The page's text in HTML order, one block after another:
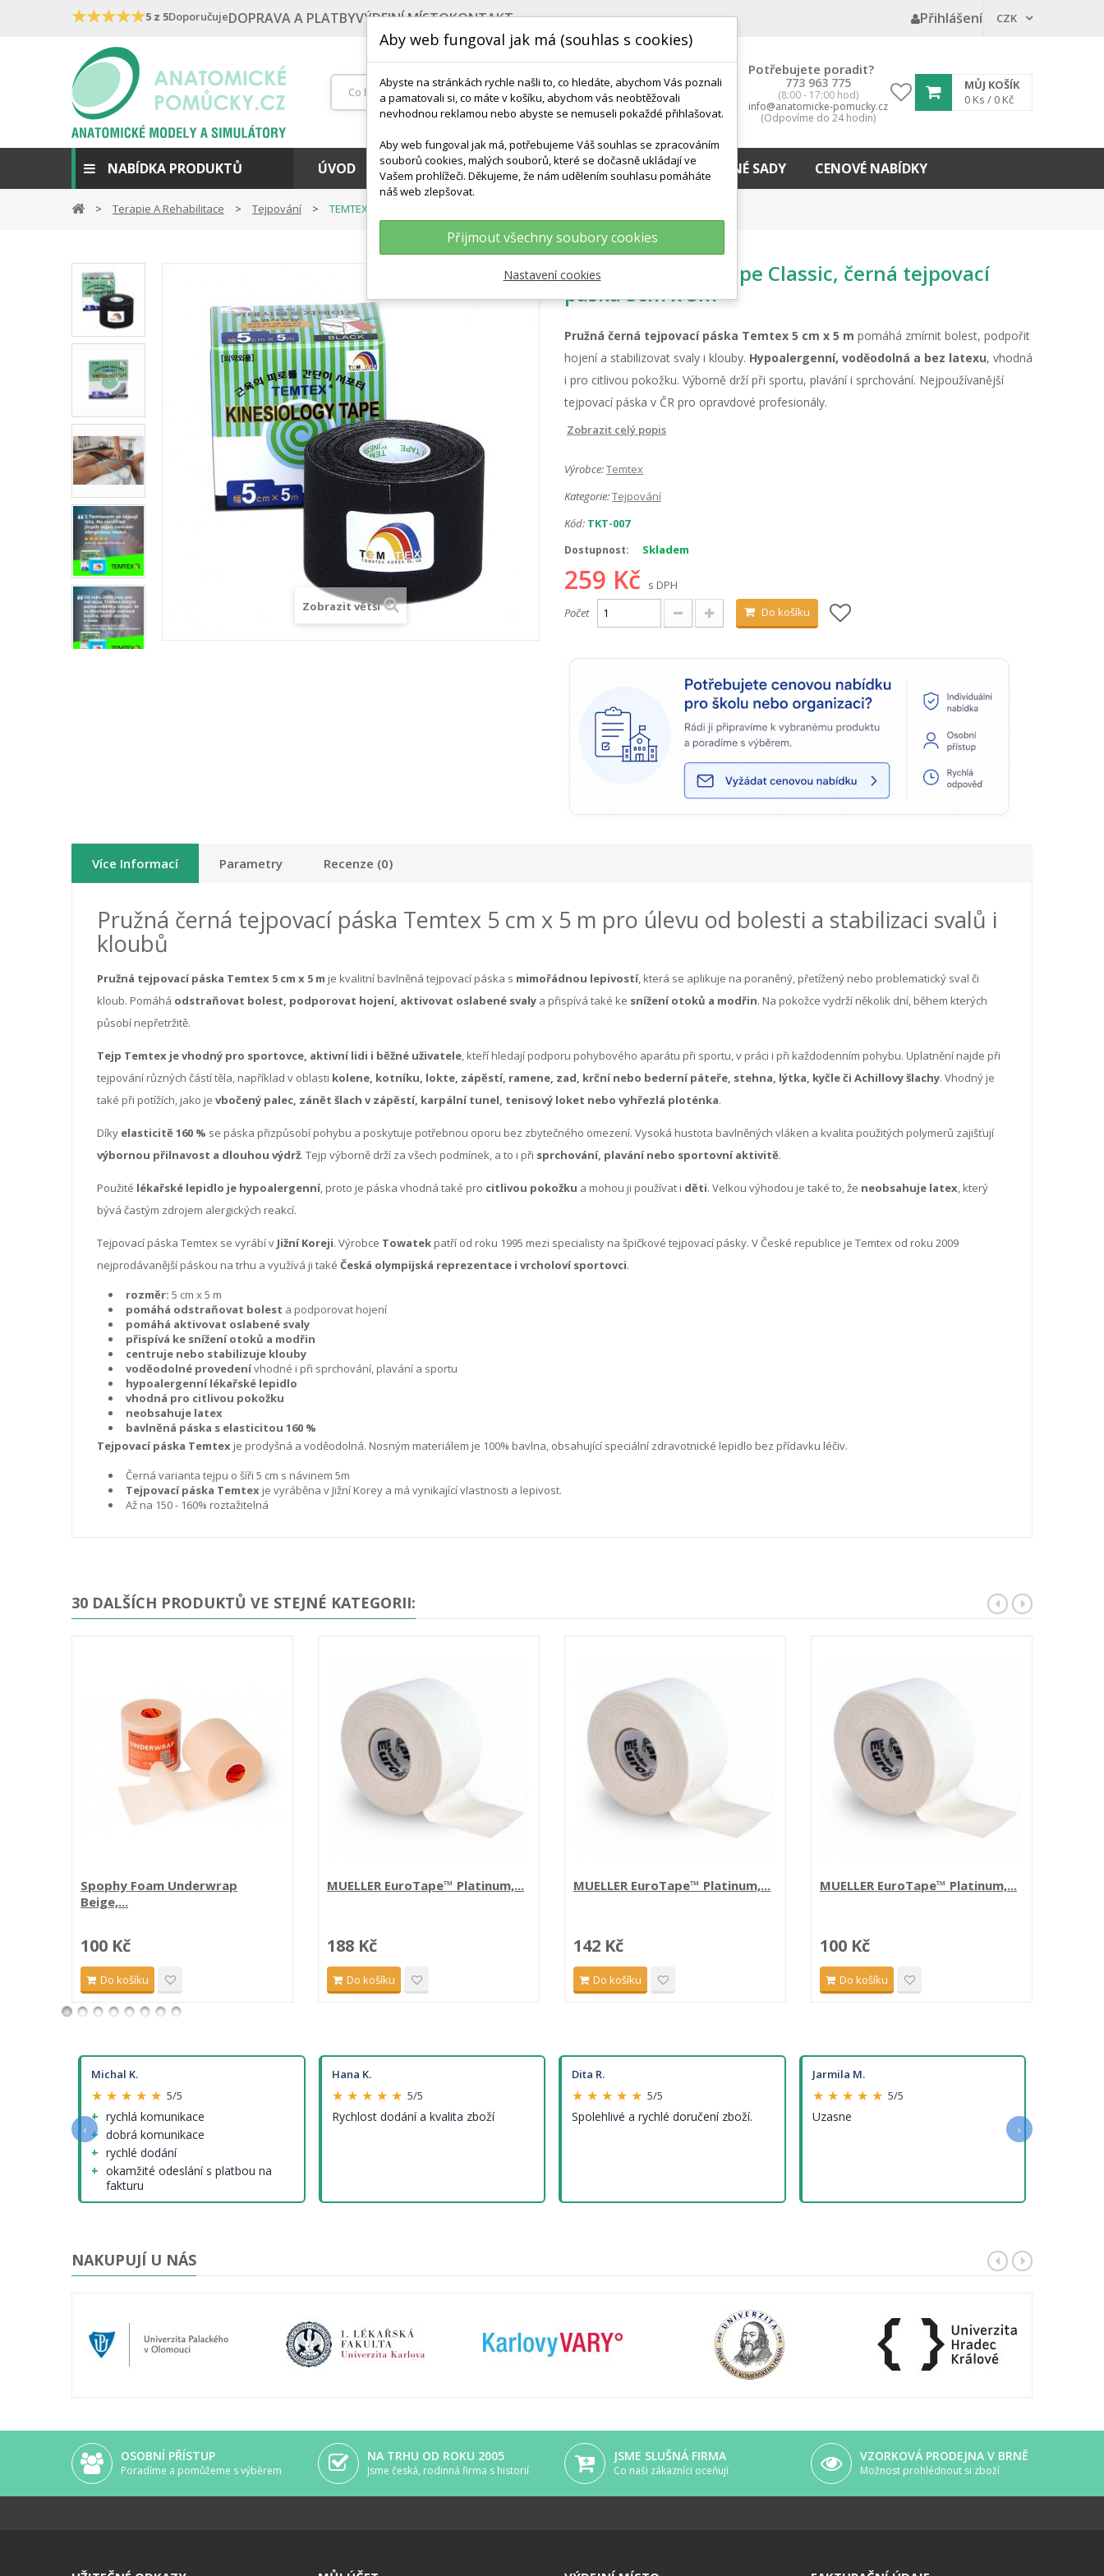
★★★★★5 z 5DoporučujeDOPRAVA A PLATBYVÝDEJNÍ MÍSTOKONTAKT Přihlášení CZK
Potřebujete poradit?
773 963 775
(8:00 - 17:00 hod)
info@anatomicke-pomucky.cz
(Odpovíme do 24 hodin)
My
wishlist
MŮJ KOŠÍK
0 Ks / 0 Kč
NABÍDKA PRODUKTŮ ÚVOD NEJPRODÁVANĚJŠÍ VÝCHOVA KE ZDRAVÍ VÝHODNÉ SADY CENOVÉ NABÍDKY
Terapie A Rehabilitace Tejpování TEMTEX Kinesio Tape Classic, Černá Tejpovací Páska 5cm X 5m
Zobrazit větší
TEMTEX kinesio tape Classic, černá tejpovací
páska 5cm x 5m
Pružná černá tejpovací páska Temtex 5 cm x 5 m pomáhá zmírnit bolest, podpořit
hojení a stabilizovat svaly i klouby. Hypoalergenní, voděodolná a bez latexu, vhodná
i pro citlivou pokožku. Výborně drží při sportu, plavání i sprchování. Nejpoužívanější
tejpovací páska v ČR pro opravdové profesionály.
Zobrazit celý popis
Výrobce:Temtex
Kategorie:Tejpování
Kód: TKT-007
Dostupnost: Skladem
259 Kč
s DPH
Počet
Do košíku
Více Informací Parametry Recenze (0)
Pružná černá tejpovací páska Temtex 5 cm x 5 m pro úlevu od bolesti a stabilizaci svalů i
kloubů
Pružná tejpovací páska Temtex 5 cm x 5 m je kvalitní bavlněná tejpovací páska s mimořádnou lepivostí, která se aplikuje na poraněný, přetížený nebo problematický sval či
kloub. Pomáhá odstraňovat bolest, podporovat hojení, aktivovat oslabené svaly a přispívá také ke snížení otoků a modřin. Na pokožce vydrží několik dní, během kterých
působí nepřetržitě.
Tejp Temtex je vhodný pro sportovce, aktivní lidi i běžné uživatele , kteří hledají podporu pohybového aparátu při sportu, v práci i při každodenním pohybu. Uplatnění najde při
tejpování různých částí těla, například v oblasti kolene, kotníku, lokte, zápěstí, ramene, zad, krční nebo bederní páteře, stehna, lýtka, kyčle či Achillovy šlachy. Vhodný je
také při potížích, jako je vbočený palec, zánět šlach v zápěstí, karpální tunel, tenisový loket nebo vyhřezlá ploténka.
Díky elasticitě 160 % se páska přizpůsobí pohybu a poskytuje potřebnou oporu bez zbytečného omezení. Vysoká hustota bavlněných vláken a kvalita použitých polymerů zajišťují
výbornou přilnavost a dlouhou výdrž. Tejp výborně drží za všech podmínek, a to i při sprchování, plavání nebo sportovní aktivitě.
Použité lékařské lepidlo je hypoalergenní, proto je páska vhodná také pro citlivou pokožku a mohou ji používat i děti. Velkou výhodou je také to, že neobsahuje latex , který
bývá častým zdrojem alergických reakcí.
Tejpovací páska Temtex se vyrábí v Jižní Koreji. Výrobce Towatek patří od roku 1995 mezi specialisty na špičkové tejpovací pásky. V České republice je Temtex od roku 2009
nejprodávanější páskou na trhu a využívá ji také Česká olympijská reprezentace i vrcholoví sportovci.
rozměr: 5 cm x 5 m
pomáhá odstraňovat bolest a podporovat hojení
pomáhá aktivovat oslabené svaly
přispívá ke snížení otoků a modřin
centruje nebo stabilizuje klouby
voděodolné provedenívhodné i při sprchování, plavání a sportu
hypoalergenní lékařské lepidlo
vhodná pro citlivou pokožku
neobsahuje latex
bavlněná páska s elasticitou 160 %
Tejpovací páska Temtex je prodyšná a voděodolná. Nosným materiálem je 100% bavlna, obsahující speciální zdravotnické lepidlo bez přídavku léčiv.
Černá varianta tejpu o šíři 5 cm s návinem 5m
Tejpovací páska Temtex je vyráběna v Jižní Korey a má vynikající vlastnosti a lepivost.
Až na 150 - 160% roztažitelná
30 DALŠÍCH PRODUKTŮ VE STEJNÉ KATEGORII:
Spophy Foam Underwrap
Beige,...
100 Kč
Do košíku
MUELLER EuroTape™ Platinum,...
188 Kč
Do košíku
MUELLER EuroTape™ Platinum,...
142 Kč
Do košíku
MUELLER EuroTape™ Platinum,...
100 Kč
Do košíku
Michal K.
★ ★ ★ ★ ★ 5/5
rychlá komunikace
dobrá komunikace
rychlé dodání
okamžité odeslání s platbou na
fakturu
nenalezl jsem (tedy krom cen
Hana K.
★ ★ ★ ★ ★ 5/5
Rychlost dodání a kvalita zboží
Dita R.
★ ★ ★ ★ ★ 5/5
Spolehlivé a rychlé doručení zboží.
Jarmila M.
★ ★ ★ ★ ★ 5/5
Uzasne
‹ ›
NAKUPUJÍ U NÁS
OSOBNÍ PŘÍSTUP
Poradíme a pomůžeme s výběrem
NA TRHU OD ROKU 2005
Jsme česká, rodinná firma s historií
JSME SLUŠNÁ FIRMA
Co naši zákazníci oceňují
VZORKOVÁ PRODEJNA V BRNĚ
Možnost prohlédnout si zboží
Aby web fungoval jak má (souhlas s cookies)
Abyste na stránkách rychle našli to, co hledáte, abychom Vás poznali
a pamatovali si, co máte v košíku, abychom vás neobtěžovali
nevhodnou reklamou nebo abyste se nemuseli pokaždé přihlašovat.
Aby web fungoval jak má, potřebujeme Váš souhlas se zpracováním
souborů cookies, malých souborů, které se dočasně ukládají ve
Vašem prohlížeči. Děkujeme, že nám udělením souhlasu pomáháte
náš web zlepšovat.
Přijmout všechny soubory cookies
Nastavení cookies